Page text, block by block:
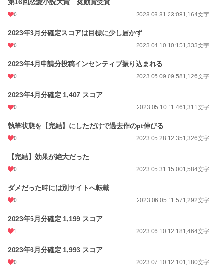
第16回恋愛小説大賞 奨励賞受賞
0 2023.03.31 23:081,164文字
2023年3月分確定スコアは目標に少し届かず
0 2023.04.10 10:151,333文字
2023年4月申請分投稿インセンティブ振り込まれる
0 2023.05.09 09:581,126文字
2023年4月分確定 1,407 スコア
0 2023.05.10 11:461,311文字
執筆状態を【完結】にしただけで過去作のpt伸びる
0 2023.05.28 12:351,326文字
【完結】効果が絶大だった
0 2023.05.31 15:001,584文字
ダメだった時には別サイトへ転載
0 2023.06.05 11:571,292文字
2023年5月分確定 1,199 スコア
1 2023.06.10 12:181,464文字
2023年6月分確定 1,993 スコア
0 2023.07.10 12:101,180文字